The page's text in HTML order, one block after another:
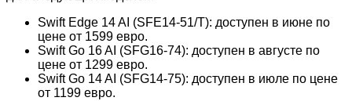
Swift Edge 14 AI (SFE14-51/T): доступен в июне по
цене от 1599 евро.
Swift Go 16 AI (SFG16-74): доступен в августе по
цене от 1299 евро.
Swift Go 14 AI (SFG14-75): доступен в июле по цене
от 1199 евро.